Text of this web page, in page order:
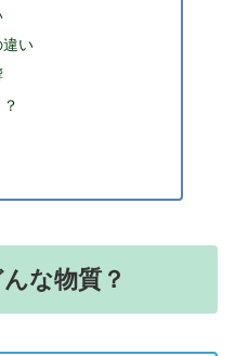
違い
な物質？